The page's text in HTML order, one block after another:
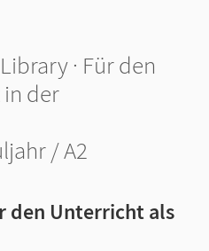
· Für den
der
/ A2
den Unterricht als